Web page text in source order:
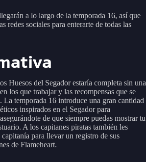
a lo largo de la temporada 16, así que
redes sociales para enterarte de todas las
Huesos del Segador estaría completa sin una
los que trabajar y las recompensas que se
La temporada 16 introduce una gran cantidad
inspirados en el Segador para
de que siempre puedas mostrar tu
A los capitanes piratas también les
para llevar un registro de sus
de Flameheart.